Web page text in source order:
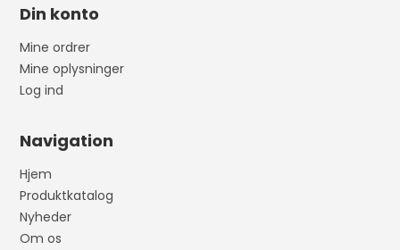
Din konto
Mine ordrer
Mine oplysninger
Log ind
Navigation
Hjem
Produktkatalog
Nyheder
Om os